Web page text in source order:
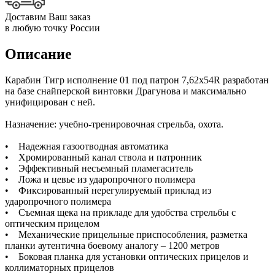
Доставим Ваш заказ
в любую точку России
Описание
Карабин Тигр исполнение 01 под патрон 7,62х54R разработан
на базе снайперской винтовки Драгунова и максимально
унифицирован с ней.
Назначение: учебно-тренировочная стрельба, охота.
• Надежная газоотводная автоматика
• Хромированный канал ствола и патронник
• Эффективный несъемный пламегаситель
• Ложа и цевье из ударопрочного полимера
• Фиксированный нерегулируемый приклад из
ударопрочного полимера
• Съемная щека на прикладе для удобства стрельбы с
оптическим прицелом
• Механические прицельные приспособления, разметка
планки аутентична боевому аналогу – 1200 метров
• Боковая планка для установки оптических прицелов и
коллиматорных прицелов